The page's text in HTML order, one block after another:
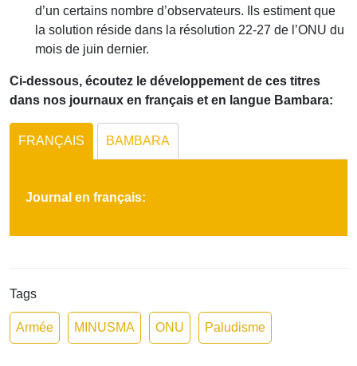
d’un certains nombre d’observateurs. Ils estiment que
la solution réside dans la résolution 22-27 de l’ONU du
mois de juin dernier.
Ci-dessous, écoutez le développement de ces titres
dans nos journaux en français et en langue Bambara:
FRANÇAIS BAMBARA
Journal en français:
Tags
Armée MINUSMA ONU Paludisme